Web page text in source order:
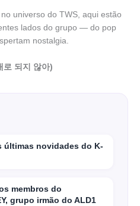
universo do TWS, aqui estão
lados do grupo — do pop
nostalgia.
되지 않아)
últimas novidades do K-
membros do
grupo irmão do ALD1